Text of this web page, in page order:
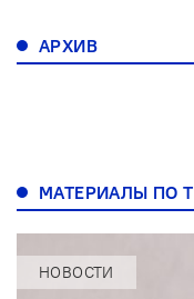
АРХИВ
МАТЕРИАЛЫ ПО
НОВОСТИ